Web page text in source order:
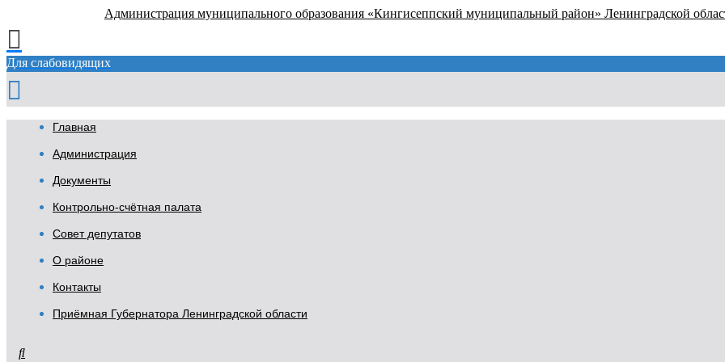
Администрация муниципального образования «Кингисеппский муниципальный район» Ленинградской
Для слабовидящих
Главная
Администрация
Документы
Контрольно-счётная палата
Совет депутатов
О районе
Контакты
Приёмная Губернатора Ленинградской области